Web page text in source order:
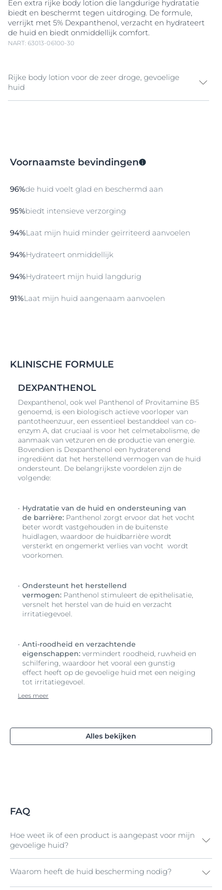
Een extra rijke body lotion die langdurige hydratatie
biedt en beschermt tegen uitdroging. De formule,
verrijkt met 5% Dexpanthenol, verzacht en hydrateert
de huid en biedt onmiddellijk comfort.
NART: 63013-06100-30
Rijke body lotion voor de zeer droge, gevoelige
huid
5%Dexpanthenol, verzacht en hydrateert de huid en
en de pH-waarde wordt gerespecteerd. Zelfs de meest
gevoelige huid wordt versterkt, beschermd en voelt
Lotion F dagelijks voor een zachte en soepele huid.
voor de allergiegevoelige huid - type 1 allergie (b.v.
Voornaamste bevindingen
96%de huid voelt glad en beschermd aan
95%biedt intensieve verzorging
94%Laat mijn huid minder geïrriteerd aanvoelen
94%Hydrateert onmiddellijk
94%Hydrateert mijn huid langdurig
91%Laat mijn huid aangenaam aanvoelen
KLINISCHE FORMULE
DEXPANTHENOL
Dexpanthenol, ook wel Panthenol of Provitamine B5
genoemd, is een biologisch actieve voorloper van
pantotheenzuur, een essentieel bestanddeel van co-
enzym A, dat cruciaal is voor het celmetabolisme, de
aanmaak van vetzuren en de productie van energie.
Bovendien is Dexpanthenol een hydraterend
ingrediënt dat het herstellend vermogen van de huid
ondersteunt. De belangrijkste voordelen zijn de
volgende:
Hydratatie van de huid en ondersteuning van
de barrière: Panthenol zorgt ervoor dat het vocht
beter wordt vastgehouden in de buitenste
huidlagen, waardoor de huidbarrière wordt
versterkt en ongemerkt verlies van vocht wordt
voorkomen.
Ondersteunt het herstellend
vermogen: Panthenol stimuleert de epithelisatie,
versnelt het herstel van de huid en verzacht
irritatiegevoel.
Anti-roodheid en verzachtende
eigenschappen: vermindert roodheid, ruwheid en
schilfering, waardoor het vooral een gunstig
effect heeft op de gevoelige huid met een neiging
tot irritatiegevoel.
Lees meer
Alles bekijken
FAQ
Hoe weet ik of een product is aangepast voor mijn
gevoelige huid?
Alle Eucerin pH5-producten zijn speciaal
Waarom heeft de huid bescherming nodig?